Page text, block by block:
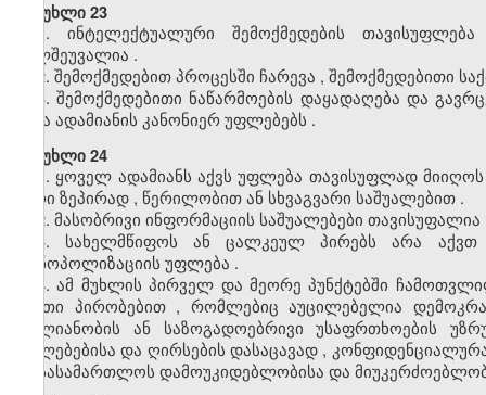
მუხლი 23
1.ინტელექტუალური შემოქმედების
თავისუფლება
ხელშეუვალია .
2. შემოქმედებითპროცესში ჩარევა , შემოქმედებითი
3.შემოქმედებითი ნაწარმოების დაყადაღება და
სხვა ადამიანის კანონიერუფლებებს .
მუხლი 24
1. ყოველ ადამიანს აქვს უფლება თავისუფლად მიიღოს
აზრი ზეპირად , წერილობითან სხვაგვარი საშუალებით .
2. მასობრივი ინფორმაციის საშუალებები თავისუფალია
3. სახელმწიფოს ან ცალკეულ პირებს არა
აქვთ
მონოპოლიზაციის უფლება .
4.ამ მუხლის პირველ და მეორე პუნქტებში
ისეთი პირობებით, რომლებიც აუცილებელია
მთლიანობის
ან საზოგადოებრივი უსაფრთხოების
უფლებებისა და ღირსების დასაცავად,
სასამართლოს დამოუკიდებლობისა და